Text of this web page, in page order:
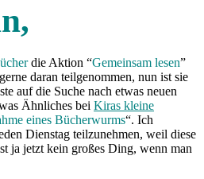
die Aktion “Gemeinsam lesen”
daran teilgenommen, nun ist sie
auf die Suche nach etwas neuen
Ähnliches bei Kiras kleine
eines Bücherwurms“. Ich
Dienstag teilzunehmen, weil diese
ja jetzt kein großes Ding, wenn man